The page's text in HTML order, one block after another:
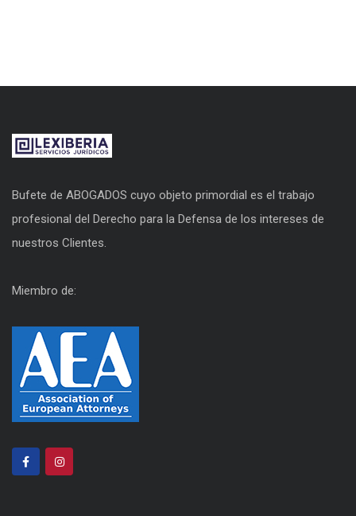
Bufete de ABOGADOS cuyo objeto primordial es el trabajo
profesional del Derecho para la Defensa de los intereses de
nuestros Clientes.
Miembro de: